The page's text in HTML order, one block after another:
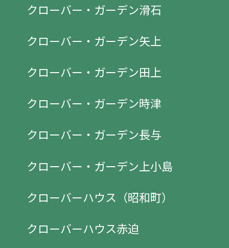
クローバー・ガーデン滑石
クローバー・ガーデン矢上
クローバー・ガーデン田上
クローバー・ガーデン時津
クローバー・ガーデン長与
クローバー・ガーデン上小島
クローバーハウス（昭和町）
クローバーハウス赤迫